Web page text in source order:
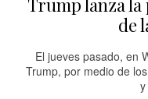
de
El jueves pasado, en
Trump, por medio de